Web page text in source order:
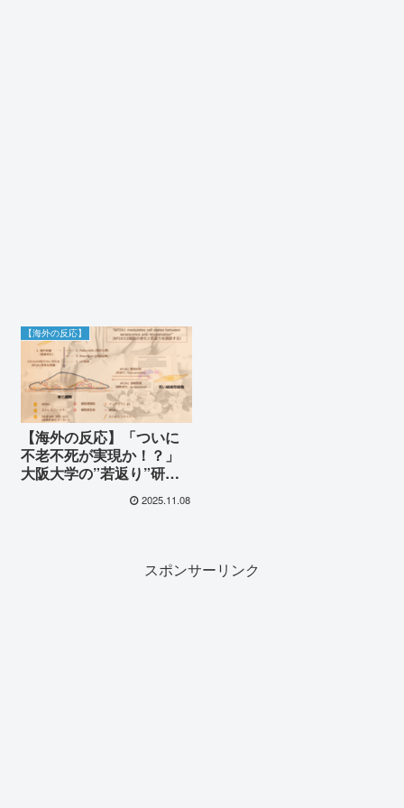
【海外の反応】
【海外の反応】「ついに
不老不死が実現か！？」
大阪大学の”若返り”研究
に世界が震撼！「私た
ち、永遠に生きるの2025.11.08
スポンサーリンク